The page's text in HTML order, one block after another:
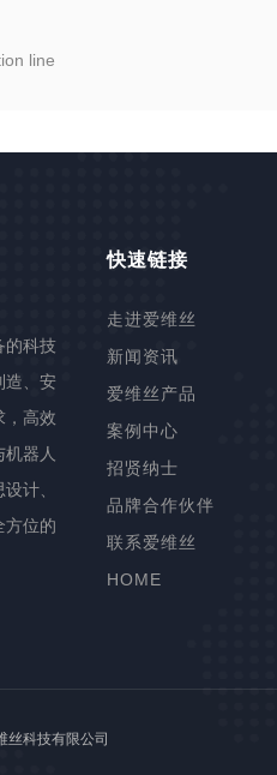
line
的科技
造、安
，高效
器人
计、
方位的
快速链接
走进爱维丝
新闻资讯
爱维丝产品
案例中心
招贤纳士
品牌合作伙伴
联系爱维丝
HOME
丝科技有限公司